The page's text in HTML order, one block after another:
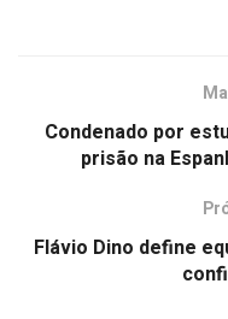
Condenado por
prisão na
Flávio Dino define